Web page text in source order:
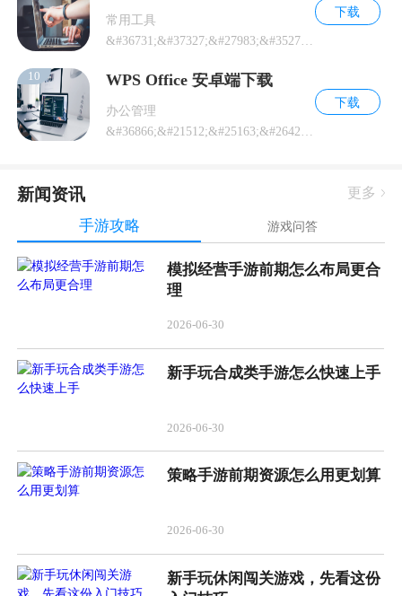
常用工具
&#36731;&#37327;&#27983;&#35272;&#22120;&#30340;&#23433;&#35
下载
10 WPS Office 安卓端下载
办公管理
下载
新闻资讯 更多
手游攻略 游戏问答
模拟经营手游前期怎么布局更合
理
2026-06-30
新手玩合成类手游怎么快速上手
2026-06-30
策略手游前期资源怎么用更划算
2026-06-30
新手玩休闲闯关游戏，先看这份